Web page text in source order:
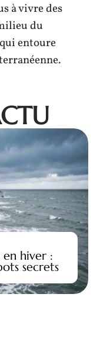
à vivre des
du
entoure
en hiver :
secrets